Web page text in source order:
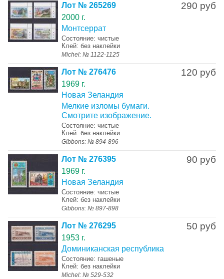
290 руб
Лот № 265269
2000 г.
Монтсеррат
Состояние: чистые
Клей: без наклейки
Michel: № 1122-1125
120 руб
Лот № 276476
1969 г.
Новая Зеландия
Мелкие изломы бумаги.
Смотрите изображение.
Состояние: чистые
Клей: без наклейки
Gibbons: № 894-896
90 руб
Лот № 276395
1969 г.
Новая Зеландия
Состояние: чистые
Клей: без наклейки
Gibbons: № 897-898
50 руб
Лот № 276295
1953 г.
Доминиканская республика
Состояние: гашеные
Клей: без наклейки
Michel: № 529-532